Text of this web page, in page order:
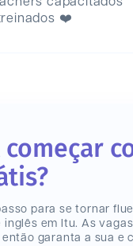
❤️
para se tornar
inglês em Itu. As
então garanta a sua e